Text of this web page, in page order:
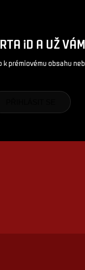
iD A UŽ
prémiovému obsahu